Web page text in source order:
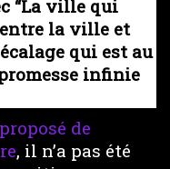
“La ville qui
la ville et
qui est au
infinie
de
, il n’a pas été